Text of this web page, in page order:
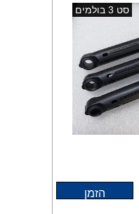
סט 3 בולמים
הזמן